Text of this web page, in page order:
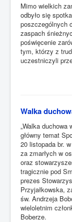
Mimo wielkich
odbyło się
poszczególnych
zaspach
poświęcenie
tym, którzy z
uczestniczyli
Walka
„Walka duchowa
główny temat
20 listopada br.
za zmarłych w
oraz
tragicznie pod
prezes
Przyjałkowska,
św. Andrzeja
wieloletnim
Boberze.